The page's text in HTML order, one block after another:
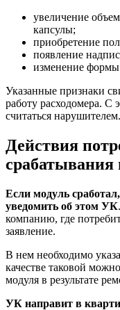
увеличение
капсулы;
приобретение
появление
изменение формы
Указанные признаки
работу расходомера. С
считаться нарушителем.
Действия
срабатывания
Если модуль
уведомить об этом УК
компанию, где
заявление.
В нем необходимо
качестве таковой
модуля в результате
УК направит в